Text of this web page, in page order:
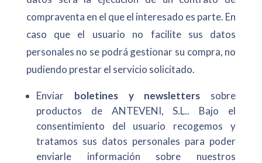
compraventa en el que el interesado es parte. En
caso que el usuario no facilite sus datos
personales no se podrá gestionar su compra, no
pudiendo prestar el servicio solicitado.
Enviar boletines y newsletters sobre
productos de ANTEVENI, S.L.. Bajo el
consentimiento del usuario recogemos y
tratamos sus datos personales para poder
enviarle información sobre nuestros